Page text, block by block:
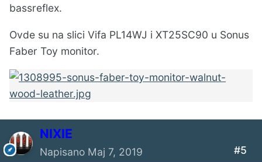
bassreflex.
Ovde su na slici Vifa PL14WJ i XT25SC90 u Sonus
Faber Toy monitor.
NIXIE
Napisano Maj 7, 2019 #5